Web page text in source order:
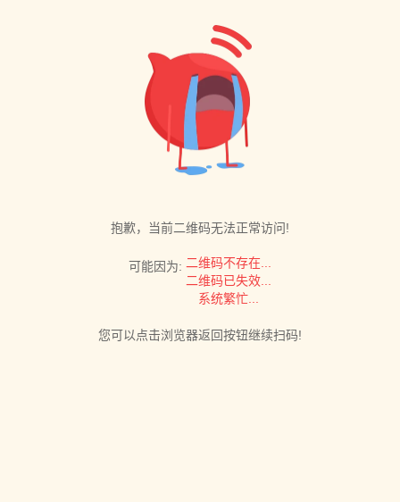
抱歉，当前二维码无法正常访问!
可能因为: 二维码不存在...
二维码已失效...
系统繁忙...
您可以点击浏览器返回按钮继续扫码!